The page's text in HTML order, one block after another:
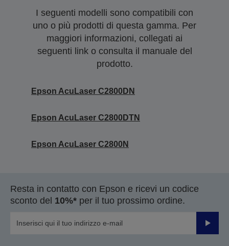
I seguenti modelli sono compatibili con
uno o più prodotti di questa gamma. Per
maggiori informazioni, collegati ai
seguenti link o consulta il manuale del
prodotto.
Epson AcuLaser C2800DN
Epson AcuLaser C2800DTN
Epson AcuLaser C2800N
Resta in contatto con Epson e ricevi un codice
sconto del 10%* per il tuo prossimo ordine.
Invia